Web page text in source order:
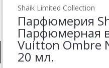
Shaik Limited Collection
Парфюмерия
Парфюмерная
Vuitton Ombre
20 мл.